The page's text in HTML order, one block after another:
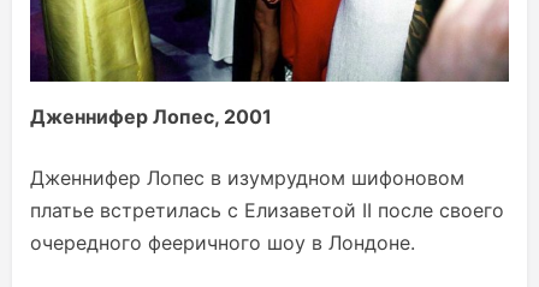
Дженнифер Лопес, 2001
Дженнифер Лопес в изумрудном шифоновом
платье встретилась с Елизаветой II после своего
очередного фееричного шоу в Лондоне.